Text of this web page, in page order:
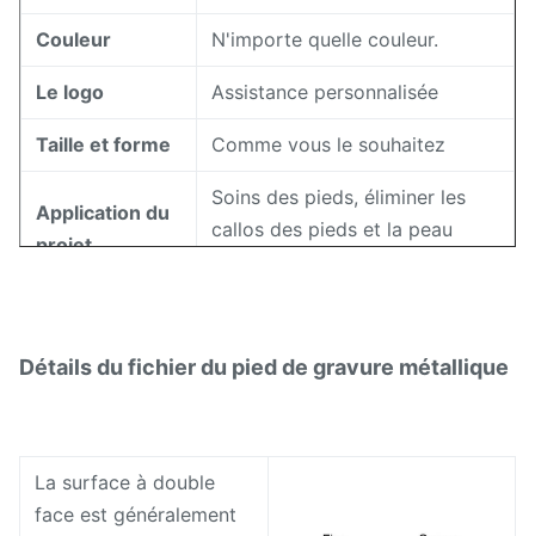
Couleur N'importe quelle couleur.
Le logo Assistance personnalisée
Taille et forme Comme vous le souhaitez
Application du
projet
Soins des pieds, éliminer les
callos des pieds et la peau
Caractéristique
Précision, sans détecteur, sans
enflammée, sensible ou
endommagée
Détails du fichier du pied de gravure métallique
La surface à double
face est généralement